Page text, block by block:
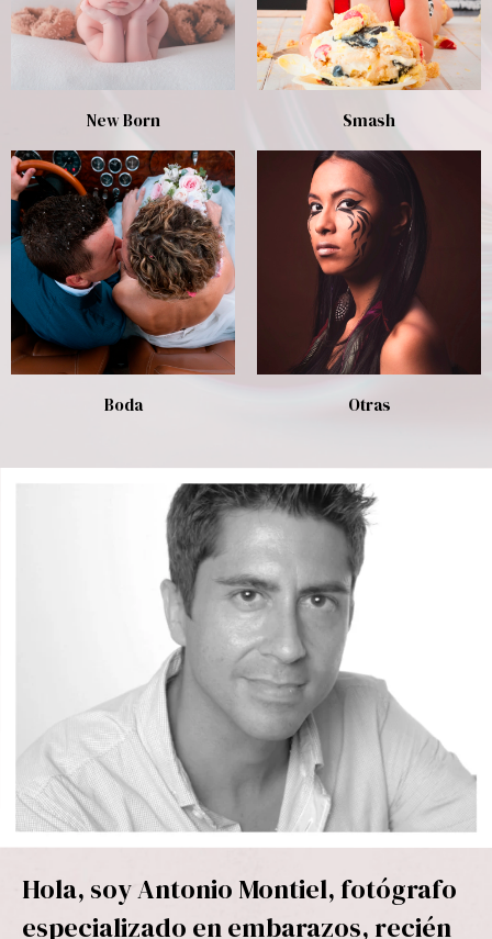
New Born Smash
Boda Otras
Hola, soy Antonio Montiel, fotógrafo
especializado en embarazos, recién